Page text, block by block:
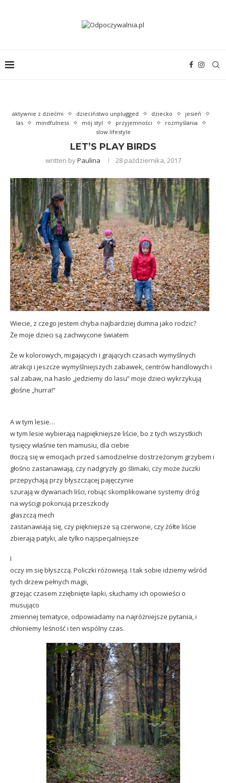
aktywnie z dziećmi dzieciństwo unplugged dziecko
jesień
las
mindfulness mój styl przyjemności
rozmyślania
slow lifestyle
LET’S PLAY BIRDS
written byPaulina 28 października, 2017
Wiecie, z czego jestem chyba najbardziej dumna jako rodzic?
Że moje dzieci są zachwycone światem
Że w kolorowych, migających i grających czasach wymyślnych
atrakcji i jeszcze wymyślniejszych zabawek, centrów handlowych i
sal zabaw, na hasło „jedziemy do lasu” moje dzieci wykrzykują
głośne „hurra!”
A w tym lesie…
w tym lesie wybierają najpiękniejsze liście, bo z tych wszystkich
tysięcy właśnie ten mamusiu, dla ciebie
tłoczą się w emocjach przed samodzielnie dostrzeżonym grzybem i
głośno zastanawiają, czy nadgryzły go ślimaki, czy może żuczki
przepychają przy błyszczącej pajęczynie
szurają w dywanach liści, robiąc skomplikowane systemy dróg
na wyścigi pokonują przeszkody
głaszczą mech
zastanawiają się, czy piękniejsze są czerwone, czy żółte liście
zbierają patyki, ale tylko najspecjalniejsze
I
oczy im się błyszczą. Policzki różowieją. I tak sobie idziemy wśród
tych drzew pełnych magii,
grzejąc czasem zziębnięte łapki, słuchamy ich opowieści o
musująco
zmiennej tematyce, odpowiadamy na najróżniejsze pytania, i
chłoniemy leśność i ten wspólny czas.